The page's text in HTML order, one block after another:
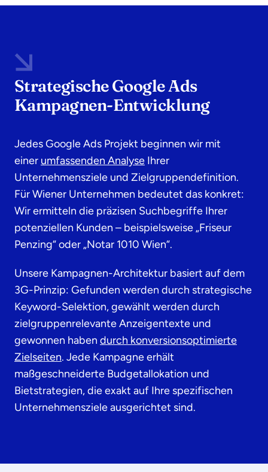
Strategische Google Ads
Kampagnen-Entwicklung
Jedes Google Ads Projekt beginnen wir mit
einer umfassenden Analyse Ihrer
Unternehmensziele und Zielgruppendefinition.
Für Wiener Unternehmen bedeutet das konkret:
Wir ermitteln die präzisen Suchbegriffe Ihrer
potenziellen Kunden – beispielsweise „Friseur
Penzing“ oder „Notar 1010 Wien“.
Unsere Kampagnen-Architektur basiert auf dem
3G-Prinzip: Gefunden werden durch strategische
Keyword-Selektion, gewählt werden durch
zielgruppenrelevante Anzeigentexte und
gewonnen haben durch konversionsoptimierte
Zielseiten. Jede Kampagne erhält
maßgeschneiderte Budgetallokation und
Bietstrategien, die exakt auf Ihre spezifischen
Unternehmensziele ausgerichtet sind.